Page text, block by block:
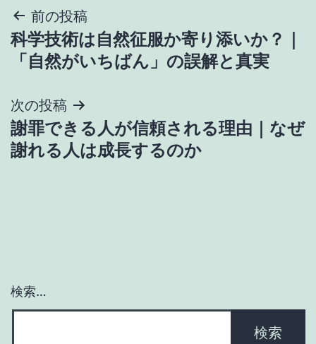
投
稿
ビ
ゲ
ン
前の投稿
科学技術は自然征服か寄り添いか？｜
「自然がいちばん」の誤解と真実
次の投稿
謝罪できる人が信頼される理由｜なぜ
謝れる人は成長するのか
検索…